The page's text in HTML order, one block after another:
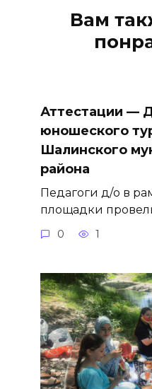
Вам
Аттестации —
юношеского
Шалинского
района
Педагоги д/о в
площадки
0 1